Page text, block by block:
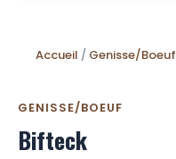
Accueil / Genisse/Boeuf
GENISSE/BOEUF
Bifteck